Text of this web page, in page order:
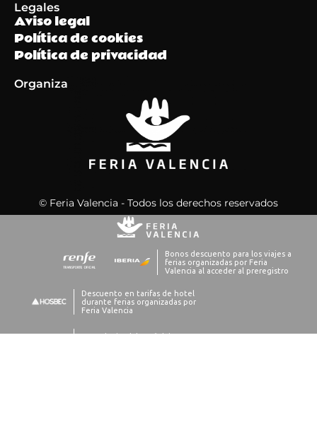
Legales
Aviso legal
Política de cookies
Política de privacidad
Organiza
© Feria Valencia - Todos los derechos reservados